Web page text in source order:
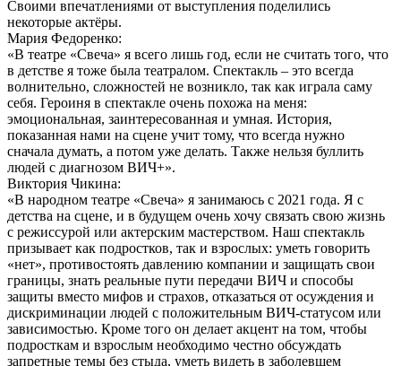
Своими впечатлениями от выступления поделились
некоторые актёры.
Мария Федоренко:
«В театре «Свеча» я всего лишь год, если не считать того, что
в детстве я тоже была театралом. Спектакль – это всегда
волнительно, сложностей не возникло, так как играла саму
себя. Героиня в спектакле очень похожа на меня:
эмоциональная, заинтересованная и умная. История,
показанная нами на сцене учит тому, что всегда нужно
сначала думать, а потом уже делать. Также нельзя буллить
людей с диагнозом ВИЧ+».
Виктория Чикина:
«В народном театре «Свеча» я занимаюсь с 2021 года. Я с
детства на сцене, и в будущем очень хочу связать свою жизнь
с режиссурой или актерским мастерством. Наш спектакль
призывает как подростков, так и взрослых: уметь говорить
«нет», противостоять давлению компании и защищать свои
границы, знать реальные пути передачи ВИЧ и способы
защиты вместо мифов и страхов, отказаться от осуждения и
дискриминации людей с положительным ВИЧ-статусом или
зависимостью. Кроме того он делает акцент на том, чтобы
подросткам и взрослым необходимо честно обсуждать
запретные темы без стыда, уметь видеть в заболевшем